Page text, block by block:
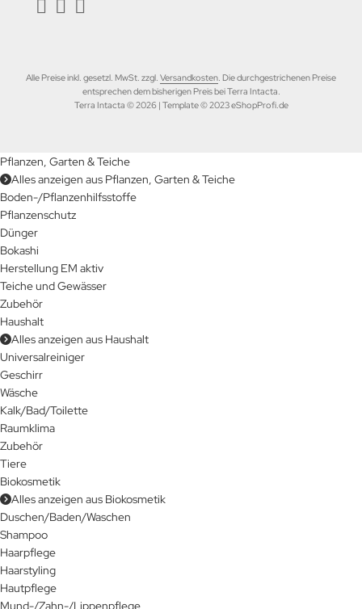
Alle Preise inkl. gesetzl. MwSt. zzgl. Versandkosten. Die durchgestrichenen Preise
entsprechen dem bisherigen Preis bei Terra Intacta.
Terra Intacta © 2026 | Template © 2023 eShopProfi.de
Pflanzen, Garten & Teiche
Alles anzeigen aus Pflanzen, Garten & Teiche
Boden-/Pflanzenhilfsstoffe
Pflanzenschutz
Dünger
Bokashi
Herstellung EM aktiv
Teiche und Gewässer
Zubehör
Haushalt
Alles anzeigen aus Haushalt
Universalreiniger
Geschirr
Wäsche
Kalk/Bad/Toilette
Raumklima
Zubehör
Tiere
Biokosmetik
Alles anzeigen aus Biokosmetik
Duschen/Baden/Waschen
Shampoo
Haarpflege
Haarstyling
Hautpflege
Mund-/Zahn-/Lippenpflege